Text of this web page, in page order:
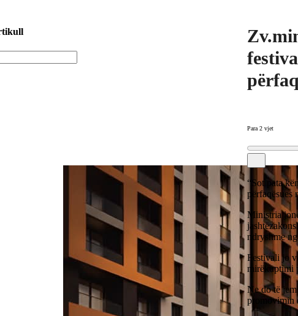
Para 2 vjet
“Sot pata
përfaqësues
Ministria
ndryshme
Festivali jo
mirëkuptimi
Ne do të
promovimin